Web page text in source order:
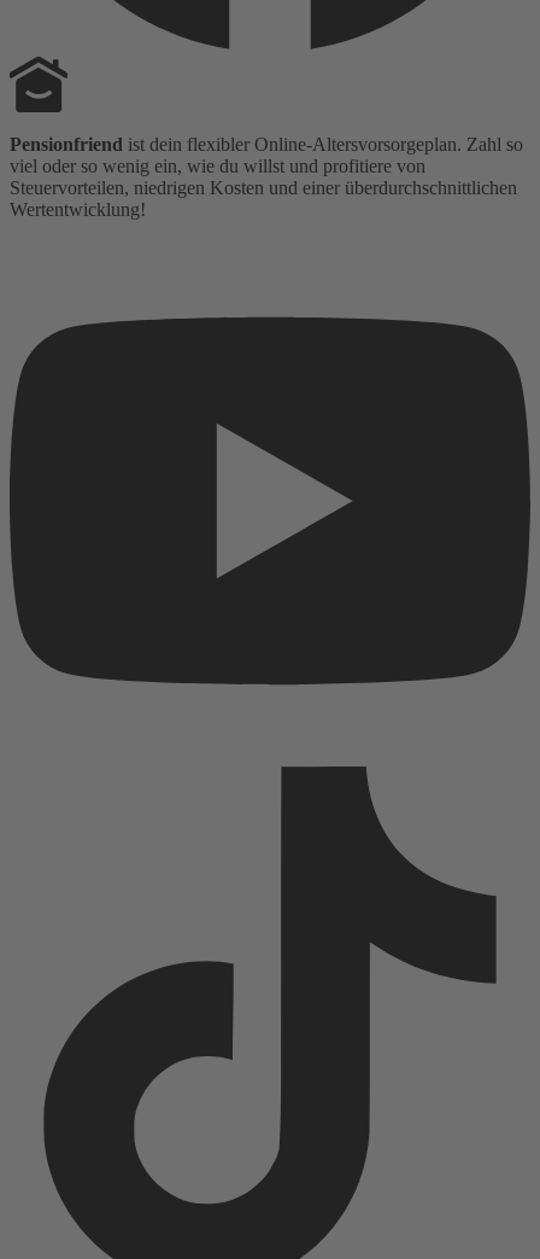
Pensionfriend ist dein flexibler Online-Altersvorsorgeplan. Zahl so
viel oder so wenig ein, wie du willst und profitiere von
Steuervorteilen, niedrigen Kosten und einer überdurchschnittlichen
Wertentwicklung!